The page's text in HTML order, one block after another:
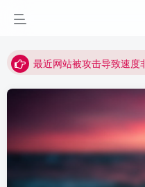
最近网站被攻击导致速度
视频无法观看的微信发消